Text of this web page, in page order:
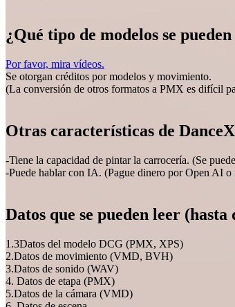
¿Qué tipo de modelos se
Por favor, mira vídeos.
Se otorgan créditos por modelos y movimiento.
(La conversión de otros formatos a PMX es difícil
Otras características de
-Tiene la capacidad de pintar la carrocería. (Se
-Puede hablar con IA. (Pague dinero por Open AI
Datos que se pueden leer (hasta
1.3Datos del modelo DCG (PMX, XPS)
2.Datos de movimiento (VMD, BVH)
3.Datos de sonido (WAV)
4. Datos de etapa (PMX)
5.Datos de la cámara (VMD)